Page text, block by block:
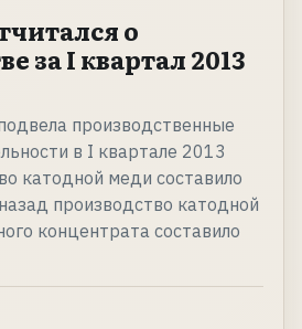
о
за I квартал 2013
производственные
в I квартале 2013
катодной меди составило
производство катодной
концентрата составило